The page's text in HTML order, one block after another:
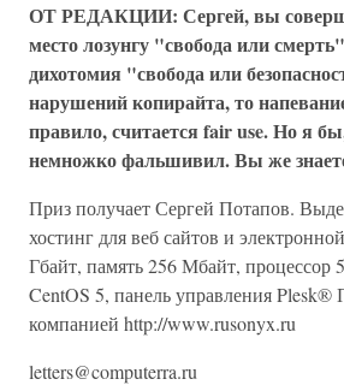
ОТ РЕДАКЦИИ: Сергей, вы
место лозунгу "свобода или
дихотомия "свобода или
нарушений копирайта, то
правило, считается fair use. Но я
немножко фальшивил. Вы же
Приз получает Сергей Потапов.
хостинг для веб сайтов и
Гбайт, память 256 Мбайт,
CentOS 5, панель управления Plesk®
компанией http://www.rusonyx.ru
letters@computerra.ru